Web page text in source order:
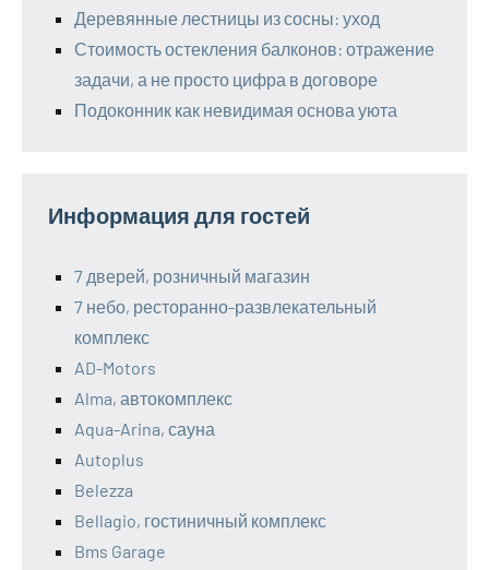
Деревянные лестницы из сосны: уход
Стоимость остекления балконов: отражение
задачи, а не просто цифра в договоре
Подоконник как невидимая основа уюта
Информация для гостей
7 дверей, розничный магазин
7 небо, ресторанно-развлекательный
комплекс
AD-Motors
Alma, автокомплекс
Aqua-Arina, сауна
Autoplus
Belezza
Bellagio, гостиничный комплекс
Bms Garage